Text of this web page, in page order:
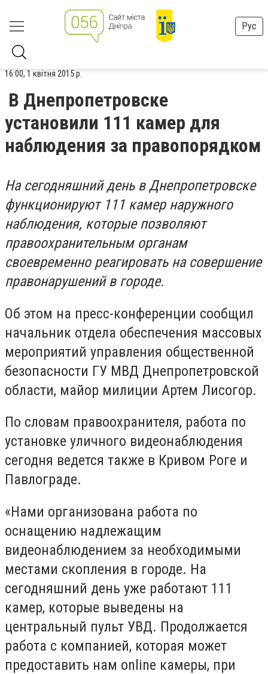
Рус
16:00, 1 квітня 2015 р.
В Днепропетровске
установили 111 камер для
наблюдения за правопорядком
На сегодняшний день в Днепропетровске
функционируют 111 камер наружного
наблюдения, которые позволяют
правоохранительным органам
своевременно реагировать на совершение
правонарушений в городе.
Об этом на пресс-конференции сообщил
начальник отдела обеспечения массовых
мероприятий управления общественной
безопасности ГУ МВД Днепропетровской
области, майор милиции Артем Лисогор.
По словам правоохранителя, работа по
установке уличного видеонаблюдения
сегодня ведется также в Кривом Роге и
Павлограде.
«Нами организована работа по
оснащению надлежащим
видеонаблюдением за необходимыми
местами скопления в городе. На
сегодняшний день уже работают 111
камер, которые выведены на
центральный пульт УВД. Продолжается
работа с компанией, которая может
предоставить нам online камеры, при